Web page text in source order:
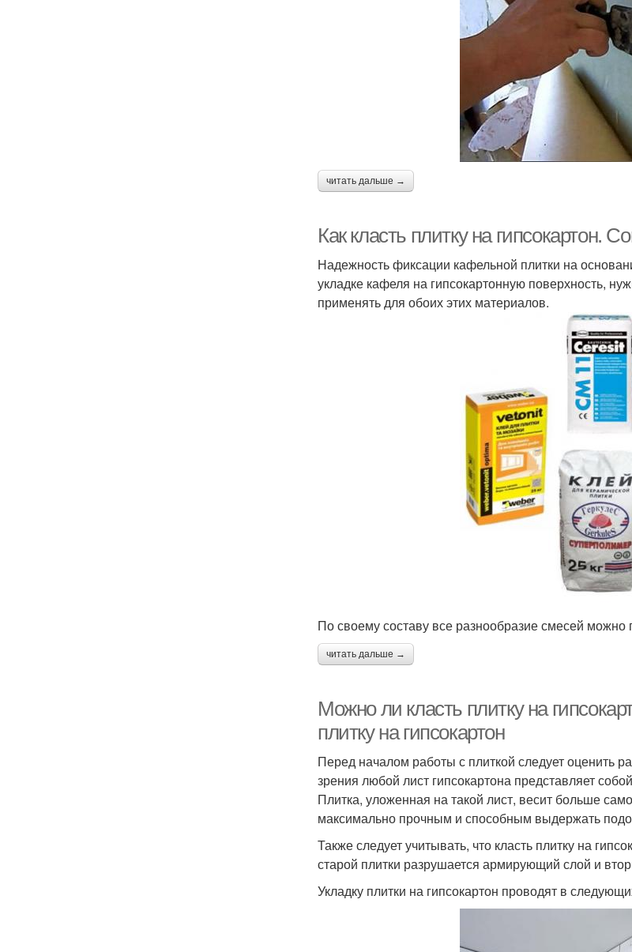
читать дальше →
Как класть плитку на гипсокартон.
Надежность фиксации кафельной плитки на
укладке кафеля на гипсокартонную поверхность,
применять для обоих этих материалов.
По своему составу все разнообразие смесей можно
читать дальше →
Можно ли класть плитку на
плитку на гипсокартон
Перед началом работы с плиткой следует оценить
зрения любой лист гипсокартона представляет
Плитка, уложенная на такой лист, весит больше
максимально прочным и способным выдержать
Также следует учитывать, что класть плитку на
старой плитки разрушается армирующий слой и
Укладку плитки на гипсокартон проводят в